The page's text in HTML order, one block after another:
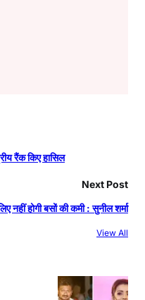
रैंक किए हासिल
Next Post
नहीं होगी बसों की कमी : सुनील शर्मा
View All